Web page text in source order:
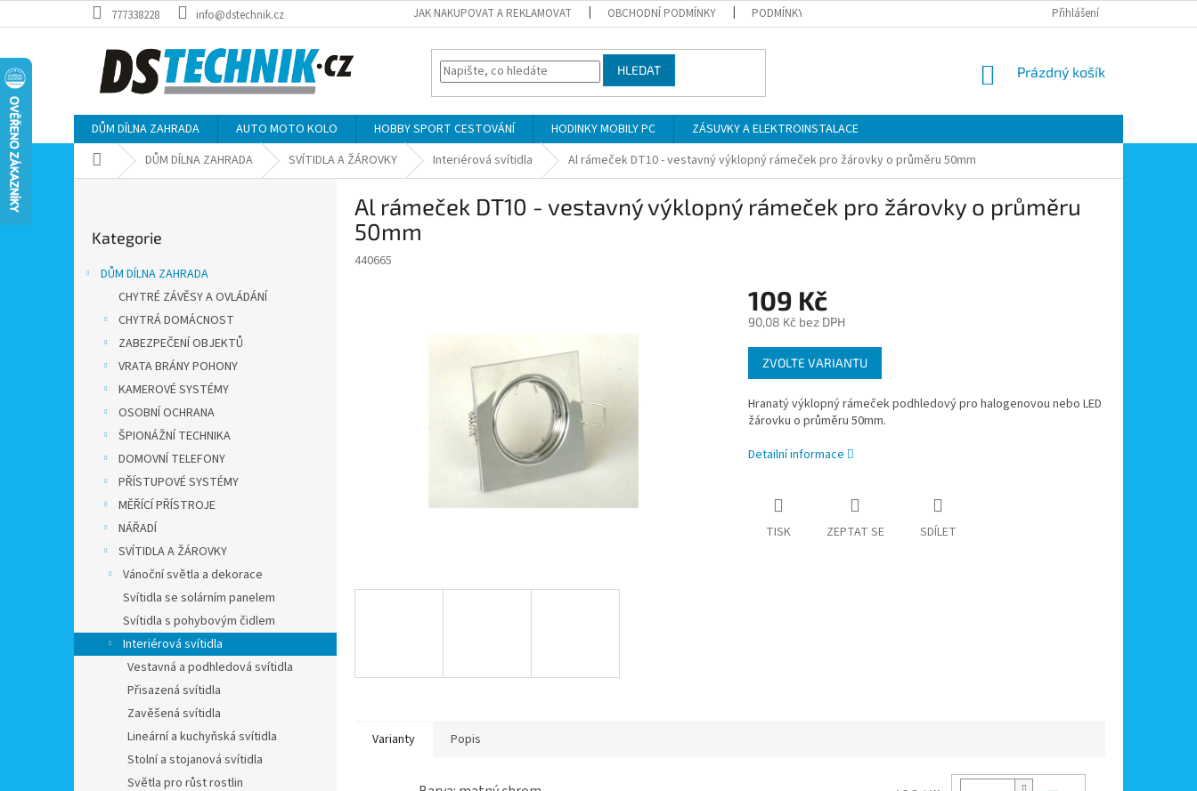
na
777338228 info@dstechnik.cz JAK NAKUPOVAT A REKLAMOVAT OBCHODNÍ PODMÍNKY PODMÍNKY OCHRANY OSOBNÍCH ÚDAJŮ MOJE OBJEDNÁVKA
Přihlášení
HLEDAT
NÁKUPNÍ
Prázdný košík
DŮM DÍLNA ZAHRADA AUTO MOTO KOLO HOBBY SPORT CESTOVÁNÍ HODINKY MOBILY PC
ZÁSUVKY A ELEKTROINSTALACE
Domů DŮM DÍLNA ZAHRADA SVÍTIDLA A ŽÁROVKY Interiérová svítidla Al rámeček DT10 - vestavný výklopný rámeček pro žárovky o průměru 50mm
kategorie
Kategorie
DŮM DÍLNA ZAHRADA
CHYTRÉ ZÁVĚSY A OVLÁDÁNÍ
CHYTRÁ DOMÁCNOST
ZABEZPEČENÍ OBJEKTŮ
VRATA BRÁNY POHONY
KAMEROVÉ SYSTÉMY
OSOBNÍ OCHRANA
ŠPIONÁŽNÍ TECHNIKA
DOMOVNÍ TELEFONY
PŘÍSTUPOVÉ SYSTÉMY
MĚŘÍCÍ PŘÍSTROJE
NÁŘADÍ
SVÍTIDLA A ŽÁROVKY
Vánoční světla a dekorace
Svítidla se solárním panelem
Svítidla s pohybovým čidlem
Interiérová svítidla
Vestavná a podhledová svítidla
Přisazená svítidla
Zavěšená svítidla
Lineární a kuchyňská svítidla
Stolní a stojanová svítidla
Světla pro růst rostlin
Al rámeček DT10 - vestavný výklopný rámeček pro žárovky o průměru
50mm
440665
109 Kč
90,08 Kč bez DPH
Měrná
cena:
ZVOLTE VARIANTU
Hranatý výklopný rámeček podhledový pro halogenovou nebo LED
žárovku o průměru 50mm.
Detailní informace
TISK ZEPTAT SE SDÍLET
Varianty Popis